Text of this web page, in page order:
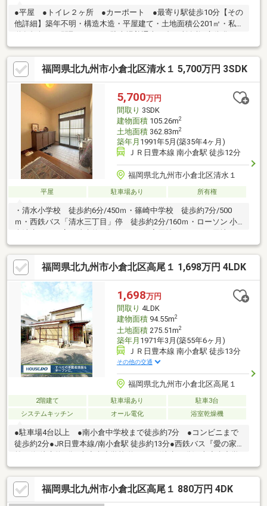
●平屋 ●トイレ２ヶ所 ●カーポート ●最寄り駅徒歩10分【その
他詳細】築年不明・構造木造・平屋建て・土地面積公201㎡・私
200・第一種住居地域・原野/一部山林/傾斜地・接道なし・設備上
水道・下水道・都市ガス・現況空き●JR南小倉駅 約797ｍ（徒歩
10分）●西鉄バス「清水町」停 約440ｍ（徒歩6分）●清水小学
校 約619ｍ（徒歩8分）●篠崎中学校 約1100ｍ（徒歩14分）●
セブンイレブン小倉清水３丁目店 約606ｍ（徒歩8分）●ダイレ
ックス真鶴店 約869ｍ（徒歩11分）
福岡県北九州市小倉北区清水１ 5,700万円 3SDK
5,700万円
間取り 3SDK
建物面積105.26m2
土地面積362.83m2
築年月 1991年5月(築35年4ヶ月)
ＪＲ日豊本線 南小倉駅 徒歩12分
福岡県北九州市小倉北区清水１
平屋 駐車場あり 所有権
・清水小学校 徒歩約6分/450ｍ・篠崎中学校 徒歩約7分/500
ｍ・西鉄バス「清水三丁目」停 徒歩約2分/160ｍ・ローソン 小
てもOK！◆自分好みにリフォームしたい方当社には建築事業部が
あり、自社施工でリフォームも承っております♪物件のご紹介→住
宅ローンのお手続き→購入→リフォームという一連の動きをワン
ストップで出来るので、色々な窓口にお問い合わせする手間が省
けます。責任をもってアフターフォローまでご対応いたしますの
で、安心してお住まいいただけますよ。
福岡県北九州市小倉北区高尾１ 1,698万円 4LDK
1,698万円
間取り 4LDK
建物面積94.55m2
土地面積275.51m2
築年月 1971年3月(築55年6ヶ月)
ＪＲ日豊本線 南小倉駅 徒歩13分
その他の交通
福岡県北九州市小倉北区高尾１
2階建て 駐車場あり
駐車3台
システムキッチン
オール電化 浴室乾燥機
●駐車場4台以上 ●南小倉中学校まで徒歩約7分 ●コンビニまで
徒歩約2分●JR日豊本線/南小倉駅 徒歩約13分●西鉄バス『愛の家
校 約550m(徒歩7分)●サンク小倉南店 約745m(徒歩10分)●ドラッ
グコスモス泉台店 約875m(徒歩11分)●Yショップ刀弥酒店 約
95m(徒歩2分)●ローソン小倉高尾2丁目店 約535m(徒歩7分)ハウス
ドゥ小倉南では自社でリフォームも承ります！ご購入から施工ま
福岡県北九州市小倉北区高尾１ 880万円 4DK